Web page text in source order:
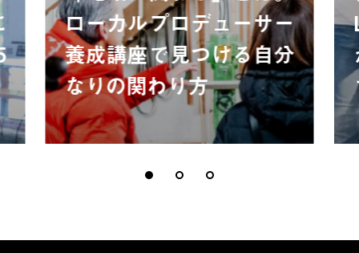
ローカルプロデューサー
養成講座で見つける自分
なりの関わり方